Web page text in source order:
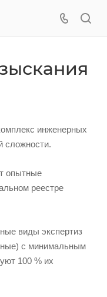
инженерных
сложности.
опытные
реестре
виды экспертиз
с минимальным
100 % их